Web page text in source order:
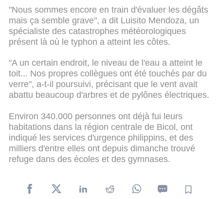
"Nous sommes encore en train d'évaluer les dégâts
mais ça semble grave", a dit Luisito Mendoza, un
spécialiste des catastrophes météorologiques
présent là où le typhon a atteint les côtes.
"A un certain endroit, le niveau de l'eau a atteint le
toit... Nos propres collègues ont été touchés par du
verre", a-t-il poursuivi, précisant que le vent avait
abattu beaucoup d'arbres et de pylônes électriques.
Environ 340.000 personnes ont déjà fui leurs
habitations dans la région centrale de Bicol, ont
indiqué les services d'urgence philippins, et des
milliers d'entre elles ont depuis dimanche trouvé
refuge dans des écoles et des gymnases.